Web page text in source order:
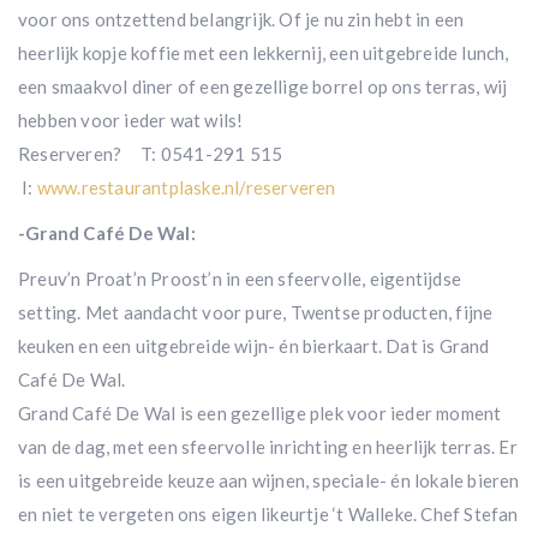
voor ons ontzettend belangrijk. Of je nu zin hebt in een
heerlijk kopje koffie met een lekkernij, een uitgebreide lunch,
een smaakvol diner of een gezellige borrel op ons terras, wij
hebben voor ieder wat wils!
Reserveren? T: 0541-291 515
I: www.restaurantplaske.nl/reserveren
-Grand Café De Wal:
Preuv’n Proat’n Proost’n in een sfeervolle, eigentijdse
setting. Met aandacht voor pure, Twentse producten, fijne
keuken en een uitgebreide wijn- én bierkaart. Dat is Grand
Café De Wal.
Grand Café De Wal is een gezellige plek voor ieder moment
van de dag, met een sfeervolle inrichting en heerlijk terras. Er
is een uitgebreide keuze aan wijnen, speciale- én lokale bieren
en niet te vergeten ons eigen likeurtje ‘t Walleke. Chef Stefan